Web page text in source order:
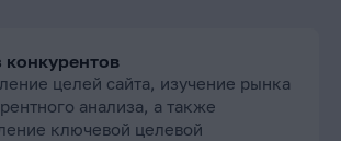
конкурентов
целей сайта, изучение рынка
анализа, а также
ключевой целевой